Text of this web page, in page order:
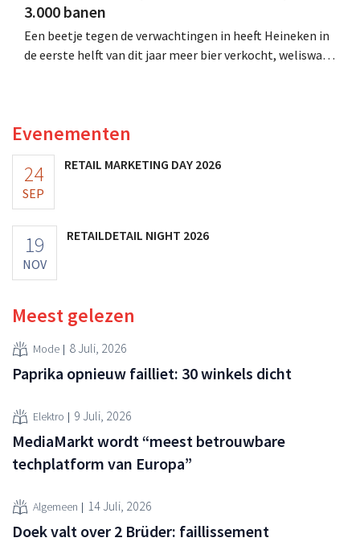
3.000 banen
Een beetje tegen de verwachtingen in heeft Heineken in
de eerste helft van dit jaar meer bier verkocht, weliswaar
Evenementen
24
SEP
RETAIL MARKETING DAY 2026
19
NOV
RETAILDETAIL NIGHT 2026
Meest gelezen
Mode 8 Juli, 2026
Paprika opnieuw failliet: 30 winkels dicht
Elektro 9 Juli, 2026
MediaMarkt wordt “meest betrouwbare
techplatform van Europa”
Algemeen 14 Juli, 2026
Doek valt over 2 Brüder: faillissement